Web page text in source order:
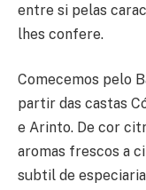
entre si pelas
lhes confere.
Comecemos pelo
partir das castas
e Arinto. De cor
aromas frescos a
subtil de